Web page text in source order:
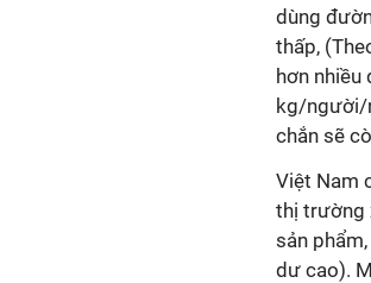
dùng
thấp,
hơn
kg/người/
chắn sẽ
Việt Nam
thị trường
sản
dư cao).